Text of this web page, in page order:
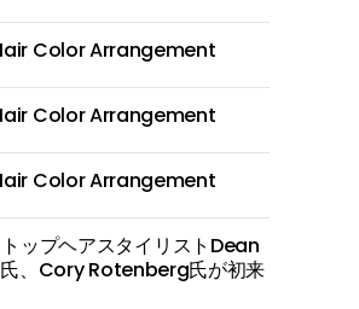
Color Arrangement
Color Arrangement
Color Arrangement
ップヘアスタイリストDean
、Cory Rotenberg氏が初来